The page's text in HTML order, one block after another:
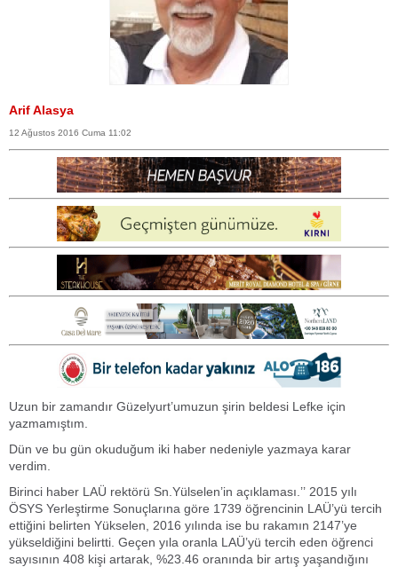
Arif Alasya
12 Ağustos 2016 Cuma 11:02
Uzun bir zamandır Güzelyurt’umuzun şirin beldesi Lefke için
yazmamıştım.
Dün ve bu gün okuduğum iki haber nedeniyle yazmaya karar
verdim.
Birinci haber LAÜ rektörü Sn.Yülselen’in açıklaması.’’ 2015 yılı
ÖSYS Yerleştirme Sonuçlarına göre 1739 öğrencinin LAÜ’yü tercih
ettiğini belirten Yükselen, 2016 yılında ise bu rakamın 2147’ye
yükseldiğini belirtti. Geçen yıla oranla LAÜ’yü tercih eden öğrenci
sayısının 408 kişi artarak, %23.46 oranında bir artış yaşandığını